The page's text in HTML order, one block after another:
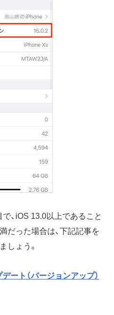
で、iOS 13.0以上であること
だった場合は、下記記事を
しょう。
ート（バージョンアップ）